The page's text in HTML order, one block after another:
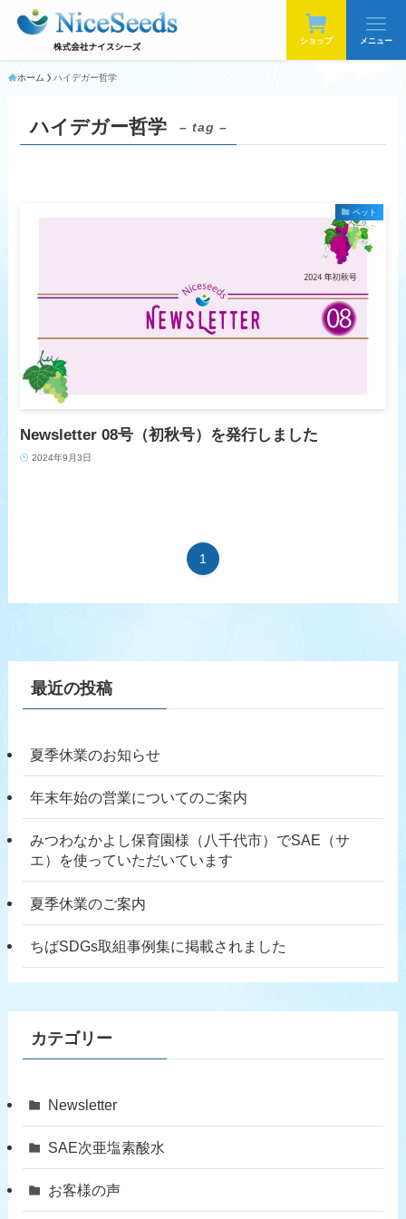
ショップ メニュー
ホーム ハイデガー哲学
ハイデガー哲学 – tag –
ペット
Newsletter 08号（初秋号）を発行しました
2024年9月3日
1
最近の投稿
夏季休業のお知らせ
年末年始の営業についてのご案内
みつわなかよし保育園様（八千代市）でSAE（サ
エ）を使っていただいています
夏季休業のご案内
ちばSDGs取組事例集に掲載されました
カテゴリー
Newsletter
SAE次亜塩素酸水
お客様の声